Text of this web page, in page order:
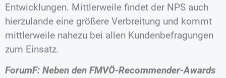
Entwicklungen. Mittlerweile findet der NPS auch
hierzulande eine größere Verbreitung und kommt
mittlerweile nahezu bei allen Kundenbefragungen
zum Einsatz.
ForumF: Neben den FMVÖ-Recommender-Awards